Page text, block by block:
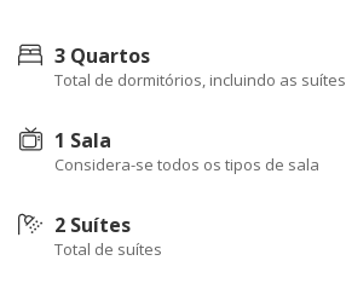
3 Quartos
Total de dormitórios, incluindo as suítes
1 Sala
Considera-se todos os tipos de sala
2 Suítes
Total de suítes